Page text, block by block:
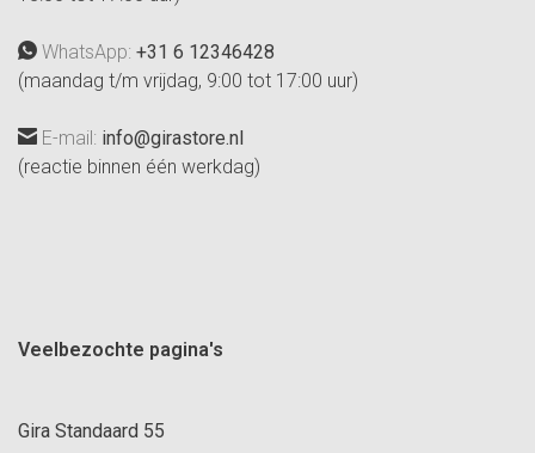
WhatsApp: +31 6 12346428
(maandag t/m vrijdag, 9:00 tot 17:00 uur)
E-mail: info@girastore.nl
(reactie binnen één werkdag)
Veelbezochte pagina's
Gira Standaard 55